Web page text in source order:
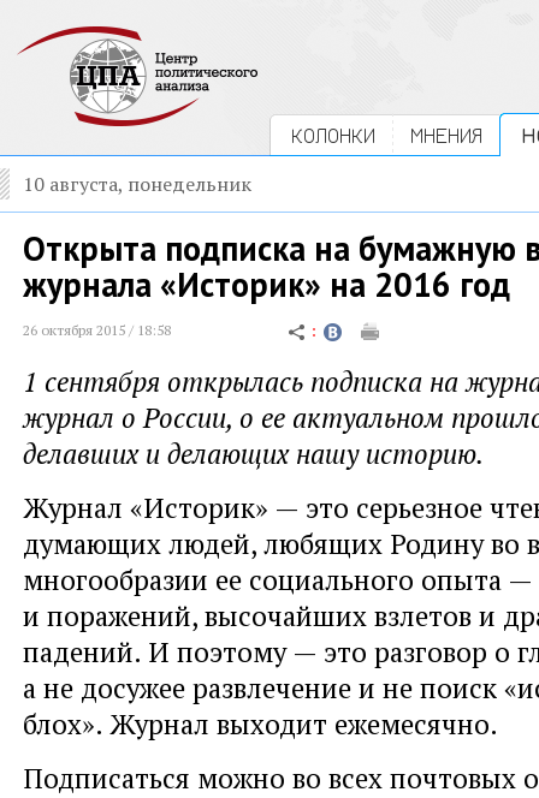
КОЛОНКИ МНЕНИЯ
10 августа, понедельник
Открыта подписка на бумажную
журнала «Историк» на 2016 год
26 октября 2015 / 18:58
1 сентября открылась подписка на
журнал о России, о ее актуальном
делавших и делающих нашу историю.
Журнал «Историк» — это серьезное
думающих людей, любящих Родину во
многообразии ее социального опыта
и поражений, высочайших взлетов и
падений. И поэтому — это разговор о
а не досужее развлечение и не поиск
блох». Журнал выходит ежемесячно.
Подписаться можно во всех почтовых